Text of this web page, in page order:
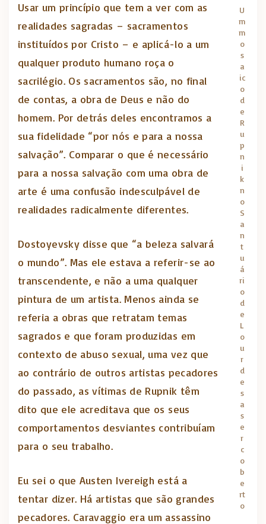
U
m
m
o
s
a
ic
o
d
e
R
u
p
n
i
k
n
o
S
a
n
t
u
á
ri
o
d
e
L
o
u
r
d
e
s
a
s
e
r
c
o
b
e
rt
o
Usar um princípio que tem a ver com as
realidades sagradas – sacramentos
instituídos por Cristo – e aplicá-lo a um
qualquer produto humano roça o
sacrilégio. Os sacramentos são, no final
de contas, a obra de Deus e não do
homem. Por detrás deles encontramos a
sua fidelidade “por nós e para a nossa
salvação”. Comparar o que é necessário
para a nossa salvação com uma obra de
arte é uma confusão indesculpável de
realidades radicalmente diferentes.
Dostoyevsky disse que “a beleza salvará
o mundo”. Mas ele estava a referir-se ao
transcendente, e não a uma qualquer
pintura de um artista. Menos ainda se
referia a obras que retratam temas
sagrados e que foram produzidas em
contexto de abuso sexual, uma vez que
ao contrário de outros artistas pecadores
do passado, as vítimas de Rupnik têm
dito que ele acreditava que os seus
comportamentos desviantes contribuíam
para o seu trabalho.
Eu sei o que Austen Ivereigh está a
tentar dizer. Há artistas que são grandes
pecadores. Caravaggio era um assassino